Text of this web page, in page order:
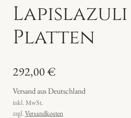
Lapislazuli
Platten
292,00€
Versand aus Deutschland
inkl. MwSt.
zzgl.Versandkosten